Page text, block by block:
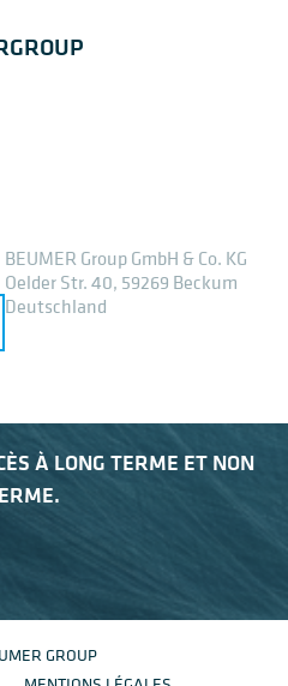
BEUMER Group GmbH & Co. KG
Oelder Str. 40, 59269 Beckum
Deutschland
À LONG TERME ET NON
GROUP